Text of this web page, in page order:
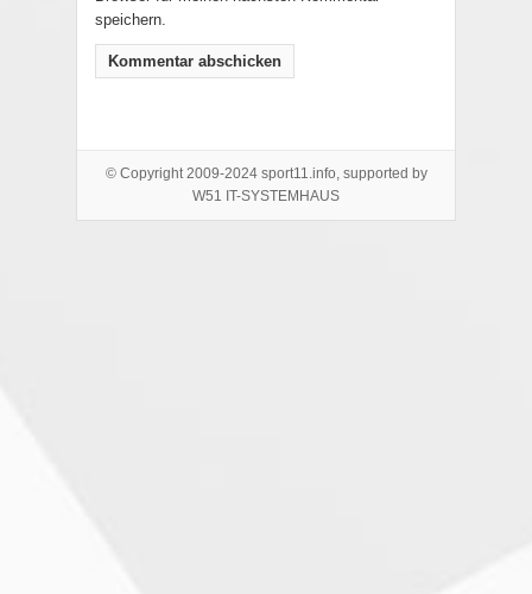
speichern.
© Copyright 2009-2024 sport11.info, supported by
W51 IT-SYSTEMHAUS